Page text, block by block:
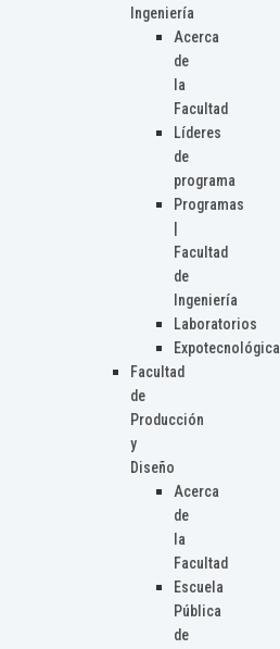
Ingeniería
Acerca
de
la
Facultad
Líderes
de
programa
Programas
Facultad
de
Ingeniería
Laboratorios
Expotecnológica
Facultad
de
Producción
y
Diseño
Acerca
de
la
Facultad
Escuela
Pública
de